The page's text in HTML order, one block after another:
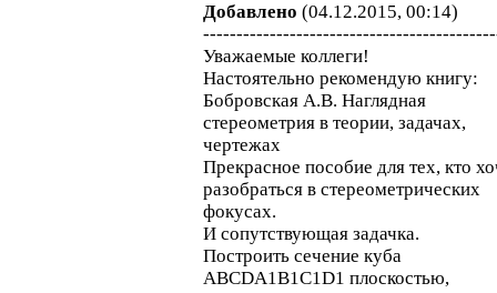
Добавлено (04.12.2015, 00:14)
Уважаемые коллеги!
Настоятельно рекомендую книгу:
Бобровская А.В. Наглядная
стереометрия в теории, задачах,
чертежах
Прекрасное пособие для тех, кто
разобраться в стереометрических
фокусах.
И сопутствующая задачка.
Построить сечение куба
ABCDA1B1C1D1 плоскостью,